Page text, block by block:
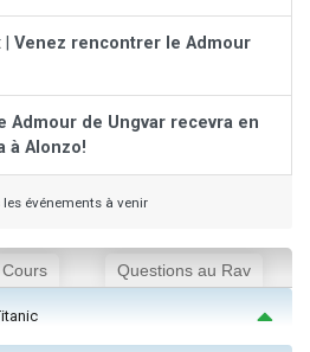
Venez rencontrer le Admour
Admour de Ungvar recevra en
à Alonzo!
événements à venir
Cours Questions au Rav